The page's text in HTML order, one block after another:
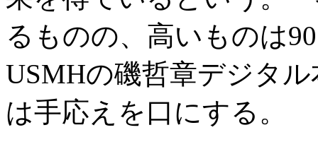
るものの、高いものは
USMHの磯哲章デジタ
は手応えを口にする。